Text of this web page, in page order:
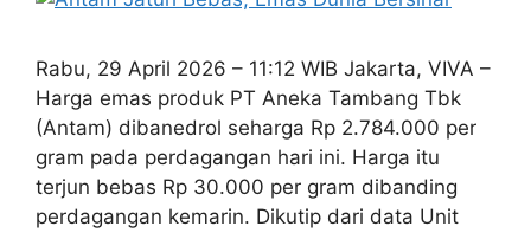
Rabu, 29 April 2026 – 11:12 WIB Jakarta, VIVA –
Harga emas produk PT Aneka Tambang Tbk
(Antam) dibanedrol seharga Rp 2.784.000 per
gram pada perdagangan hari ini. Harga itu
terjun bebas Rp 30.000 per gram dibanding
perdagangan kemarin. Dikutip dari data Unit